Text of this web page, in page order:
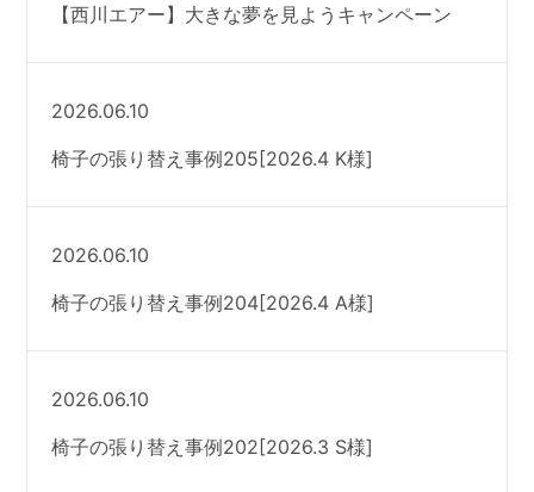
【西川エアー】大きな夢を見ようキャンペーン
2026.06.10
椅子の張り替え事例205[2026.4 K様]
2026.06.10
椅子の張り替え事例204[2026.4 A様]
2026.06.10
椅子の張り替え事例202[2026.3 S様]